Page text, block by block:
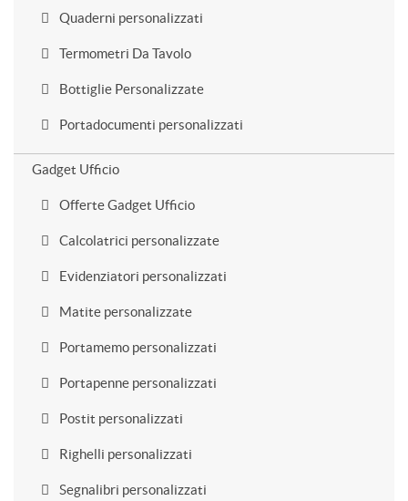
Quaderni personalizzati
Termometri Da Tavolo
Bottiglie Personalizzate
Portadocumenti personalizzati
Gadget Ufficio
Offerte Gadget Ufficio
Calcolatrici personalizzate
Evidenziatori personalizzati
Matite personalizzate
Portamemo personalizzati
Portapenne personalizzati
Postit personalizzati
Righelli personalizzati
Segnalibri personalizzati